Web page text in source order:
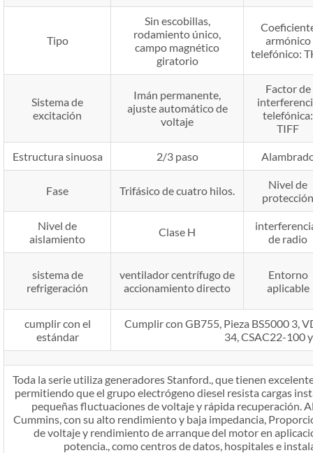
Tipo
Sin escobillas,
rodamiento único,
campo magnético
giratorio
armónico
telefónico:
Sistema de
excitación
Imán permanente,
ajuste automático de
voltaje
Factor de
telefónica:
TIFF
Estructura sinuosa 2/3 paso
Fase Trifásico de cuatro hilos.
Nivel de
protección
Nivel de
aislamiento
Clase H
de radio
sistema de
refrigeración
ventilador centrífugo de
accionamiento directo
Entorno
aplicable
cumplir con el
estándar
Cumplir con GB755, Pieza BS5000 3,
34, CSAC22-100
Toda la serie utiliza generadores Stanford., que tienen
permitiendo que el grupo electrógeno diesel resista cargas
pequeñas fluctuaciones de voltaje y rápida recuperación.
Cummins, con su alto rendimiento y baja impedancia,
de voltaje y rendimiento de arranque del motor en
potencia., como centros de datos, hospitales e